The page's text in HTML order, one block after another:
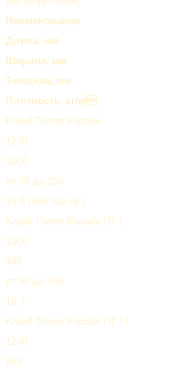
Наименование
Длина, мм
Ширина, мм
Толщина, мм
Плотность, кг/м
Knauf Therm Facade
1200
1000
от 20 до 250
16,5 (без паз-гр.)
Knauf Therm Facade ПГ I
1000
485
от 60 до 140
16,7
Knauf Therm Facade ПГ I I
1200
985